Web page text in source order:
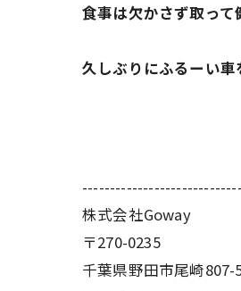
食事は欠かさず取って
久しぶりにふるーい車
株式会社Goway
〒270-0235
千葉県野田市尾崎807-